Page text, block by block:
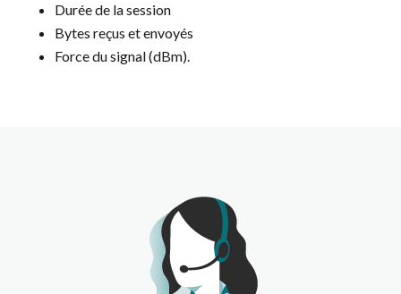
Durée de la session
Bytes reçus et envoyés
Force du signal (dBm).